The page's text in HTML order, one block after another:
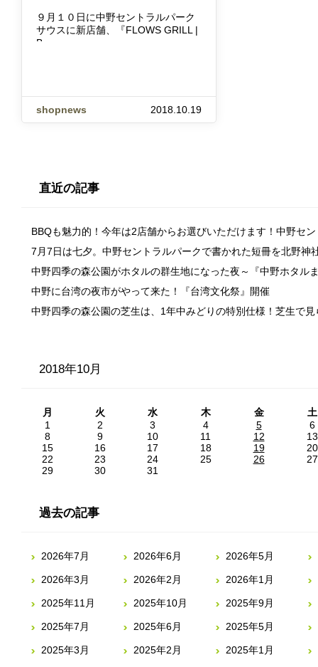
９月１０日に中野セントラルパーク
サウスに新店舗、『FLOWS GRILL |
B…
shopnews 2018.10.19
直近の記事
BBQも魅力的！今年は2店舗からお選びいただけます！中野セ
7月7日は七夕。中野セントラルパークで書かれた短冊を北野神
中野四季の森公園がホタルの群生地になった夜～『中野ホタル
中野に台湾の夜市がやって来た！『台湾文化祭』開催
中野四季の森公園の芝生は、1年中みどりの特別仕様！芝生で
2018年10月
月 火 水 木 金
土
1
2 3 4 5
6
8
9 10 11 12
13
15
16 17 18 19
20
22
23 24 25 26
27
29
30 31
過去の記事
2026年7月 2026年6月 2026年5月
2026年3月 2026年2月 2026年1月
2025年11月 2025年10月 2025年9月
2025年7月 2025年6月 2025年5月
2025年3月 2025年2月 2025年1月